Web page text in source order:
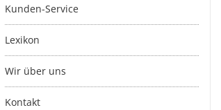
Kunden-Service
Lexikon
Wir über uns
Kontakt